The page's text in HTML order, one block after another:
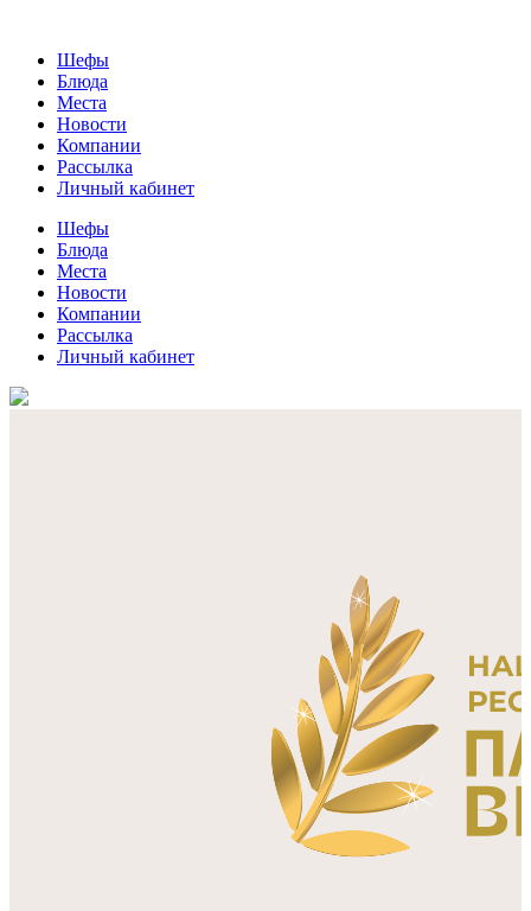
Шефы
Блюда
Места
Новости
Компании
Рассылка
Личный кабинет
Шефы
Блюда
Места
Новости
Компании
Рассылка
Личный кабинет